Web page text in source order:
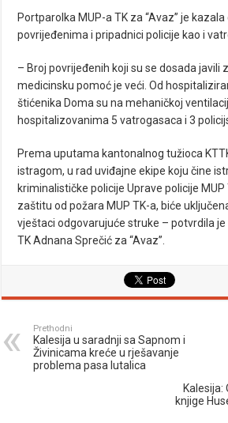
Portparolka MUP-a TK za “Avaz” je
povrijeđenima i pripadnici policije kao i
– Broj povrijeđenih koji su se dosada javili
medicinsku pomoć je veći. Od
štićenika Doma su na mehaničkoj
hospitalizovanima 5 vatrogasaca i 3
Prema uputama kantonalnog tužioca
istragom, u rad uviđajne ekipe koju čine
kriminalističke policije Uprave policije
zaštitu od požara MUP TK-a, biće
vještaci odgovarujuće struke – potvrdila
TK Adnana Sprečić za “Avaz”.
Prethodni
Kalesija u saradnji sa Sapnom i
Živinicama kreće u rješavanje
problema pasa lutalica
knjige